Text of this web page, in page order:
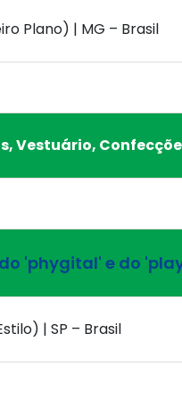
Plano) | MG – Brasil
Vestuário,
'phygital' e do
| SP – Brasil